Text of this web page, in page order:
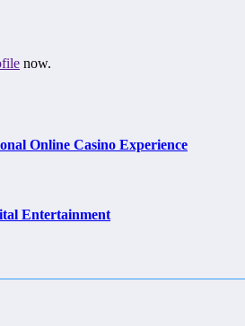
now.
Online Casino Experience
Entertainment